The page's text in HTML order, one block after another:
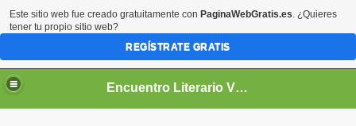
Encuentro Literario Virtual
Este sitio web fue creado gratuitamente con PaginaWebGratis.es. ¿Quieres
tener tu propio sitio web?
REGÍSTRATE GRATIS